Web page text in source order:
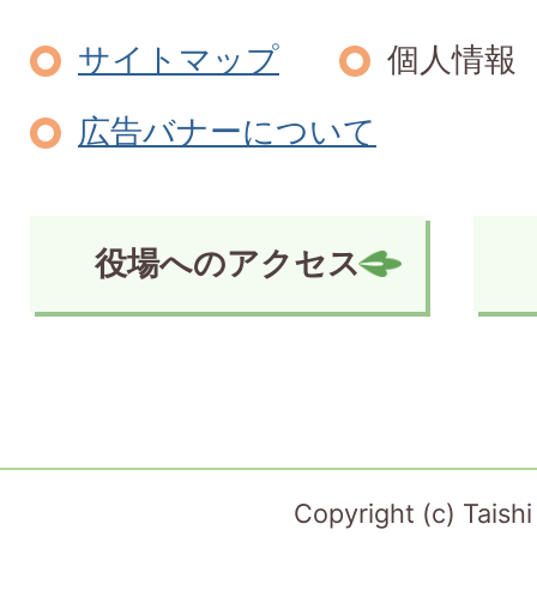
サイトマップ
個人情報
広告バナーについて
役場へのアクセス
Copyright (c)